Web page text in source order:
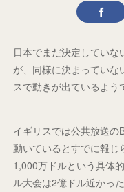
日本でまだ決定してい
が、同様に決まってい
スで動きが出ているよう
イギリスでは公共放送の
動いているとすでに報じ
1,000万ドルという具体
ル大会は2億ドル近かっ